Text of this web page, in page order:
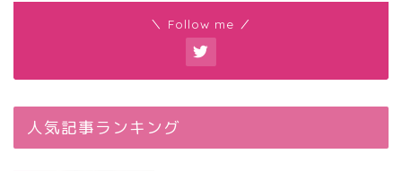
＼ Follow me ／
人気記事ランキング